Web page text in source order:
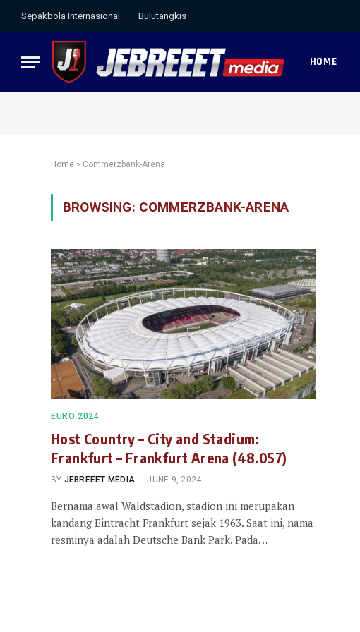
Sepakbola Internasional Bulutangkis
HOME
Home » Commerzbank-Arena
BROWSING: COMMERZBANK-ARENA
EURO 2024
Host Country – City and Stadium:
Frankfurt – Frankfurt Arena (48.057)
BY JEBREEET MEDIA JUNE 9, 2024
Bernama awal Waldstadion, stadion ini merupakan
kandang Eintracht Frankfurt sejak 1963. Saat ini, nama
resminya adalah Deutsche Bank Park. Pada…